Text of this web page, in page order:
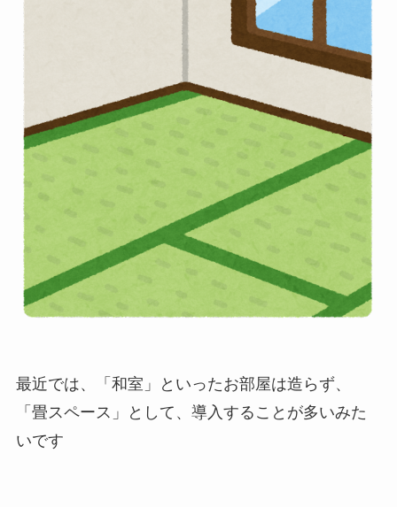
最近では、「和室」といったお部屋は造らず、
「畳スペース」として、導入することが多いみた
いです